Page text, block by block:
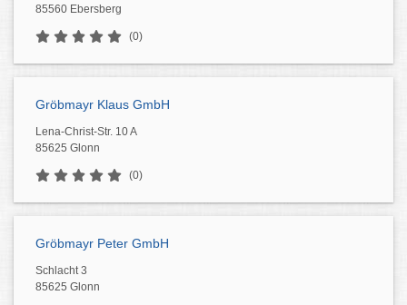
85560 Ebersberg
(0)
Gröbmayr Klaus GmbH
Lena-Christ-Str. 10 A
85625 Glonn
(0)
Gröbmayr Peter GmbH
Schlacht 3
85625 Glonn